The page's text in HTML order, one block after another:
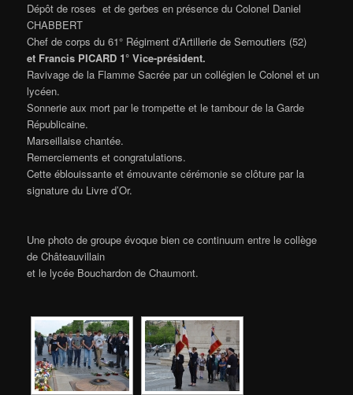
Dépôt de roses et de gerbes en présence du Colonel Daniel
CHABBERT
Chef de corps du 61° Régiment d’Artillerie de Semoutiers (52)
et Francis PICARD 1° Vice-président.
Ravivage de la Flamme Sacrée par un collégien le Colonel et un
lycéen.
Sonnerie aux mort par le trompette et le tambour de la Garde
Républicaine.
Marseillaise chantée.
Remerciements et congratulations.
Cette éblouissante et émouvante cérémonie se clôture par la
signature du Livre d’Or.
Une photo de groupe évoque bien ce continuum entre le collège
de Châteauvillain
et le lycée Bouchardon de Chaumont.